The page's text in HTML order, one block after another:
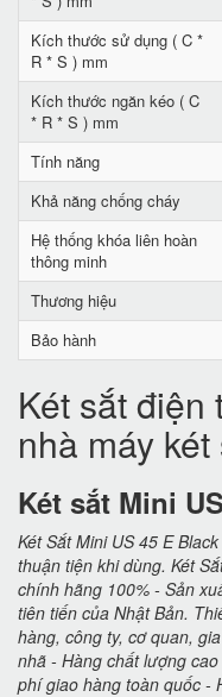
Kích thước sử dụng ( C *
R * S ) mm
Kích thước ngăn kéo ( C
* R * S ) mm
Tính năng
Khả năng chống cháy
Hệ thống khóa liên hoàn
thông minh
Thương hiệu
Bảo hành
Két sắt điện
nhà máy
Két sắt Mini
Két Sắt Mini US 45 E
thuận tiện khi dùng. Két
chính hãng 100% - Sản
tiên tiến của Nhật Bản.
hàng, công ty, cơ quan,
nhã - Hàng chất lượng
phí giao hàng toàn quốc -